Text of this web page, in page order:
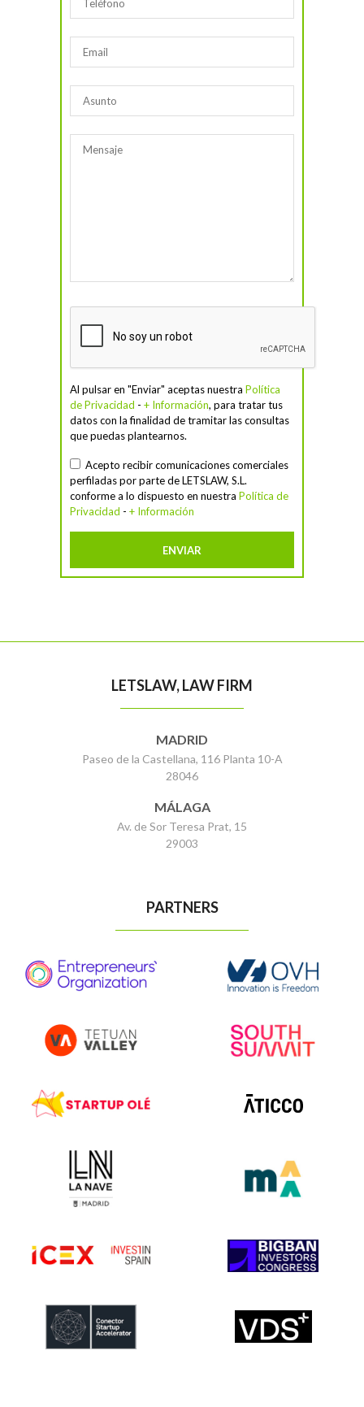
Al pulsar en "Enviar" aceptas nuestra Política
de Privacidad - + Información, para tratar tus
datos con la finalidad de tramitar las consultas
que puedas plantearnos.
Acepto recibir comunicaciones comerciales
perfiladas por parte de LETSLAW, S.L.
conforme a lo dispuesto en nuestra Política de
Privacidad - + Información
LETSLAW, LAW FIRM
MADRID
Paseo de la Castellana, 116 Planta 10-A
28046
MÁLAGA
Av. de Sor Teresa Prat, 15
29003
PARTNERS